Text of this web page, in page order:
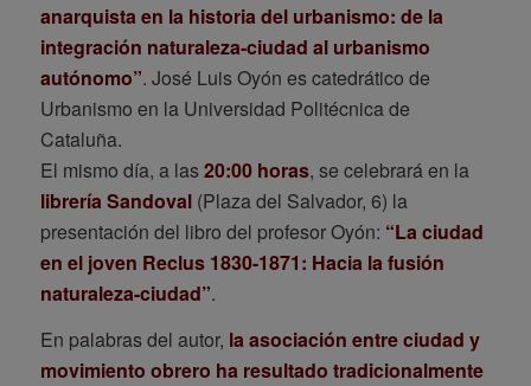
anarquista en la historia del urbanismo: de la
integración naturaleza-ciudad al urbanismo
autónomo”. José Luis Oyón es catedrático de
Urbanismo en la Universidad Politécnica de
Cataluña.
El mismo día, a las20:00 horas, se celebrará en la
librería Sandoval(Plaza del Salvador, 6) la
presentación del libro del profesor Oyón: “La ciudad
en el joven Reclus 1830-1871: Hacia la fusión
naturaleza-ciudad”.
En palabras del autor, la asociación entre ciudad y
movimiento obrero ha resultado tradicionalmente